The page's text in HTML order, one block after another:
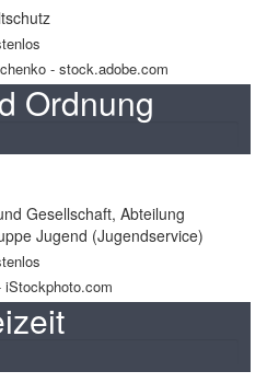
- stock.adobe.com
Ordnung
Gesellschaft, Abteilung
Jugend (Jugendservice)